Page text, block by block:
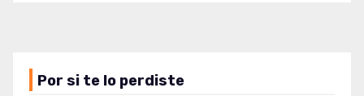
Por si te lo perdiste